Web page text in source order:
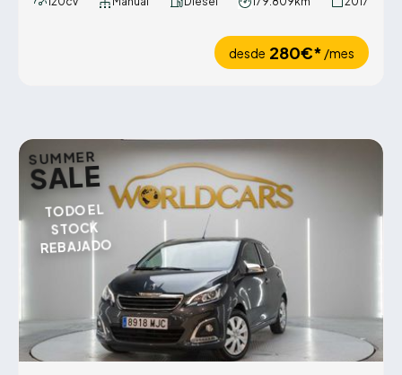
desde 280€* /mes
SUMMER
SALE
TODO EL
STOCK
REBAJADO